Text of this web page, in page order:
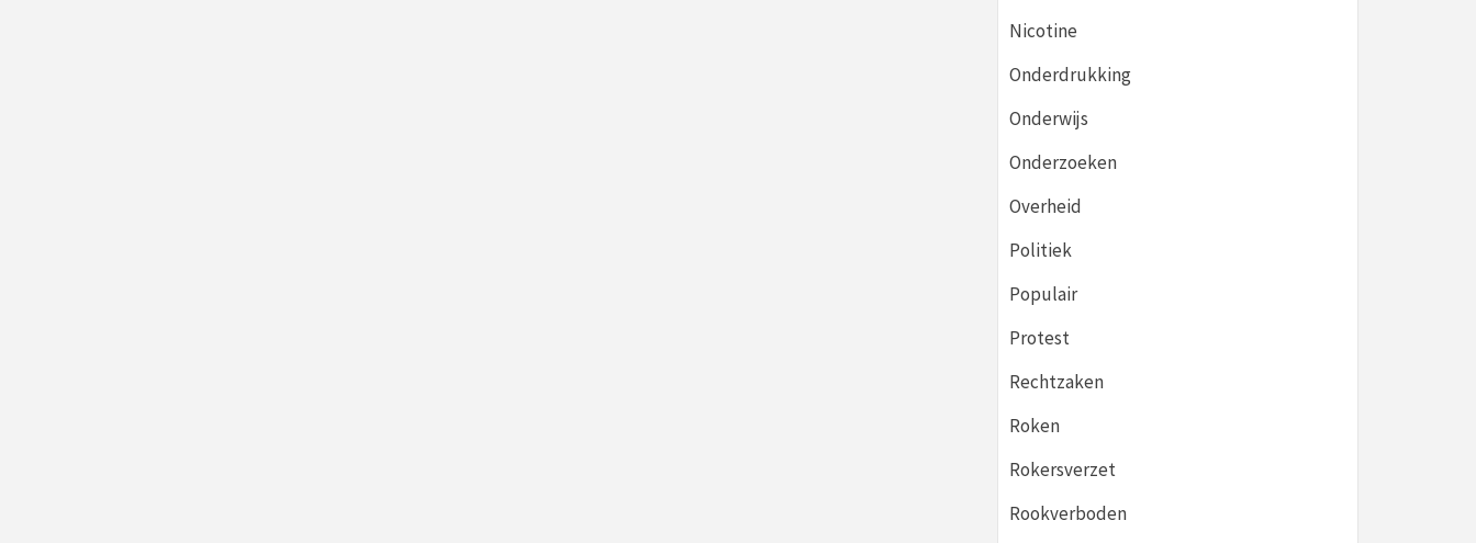
Nicotine
Onderdrukking
Onderwijs
Onderzoeken
Overheid
Politiek
Populair
Protest
Rechtzaken
Roken
Rokersverzet
Rookverboden